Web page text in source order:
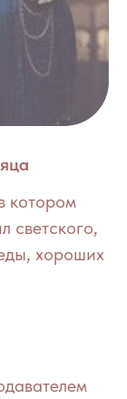
котором
светского,
хороших